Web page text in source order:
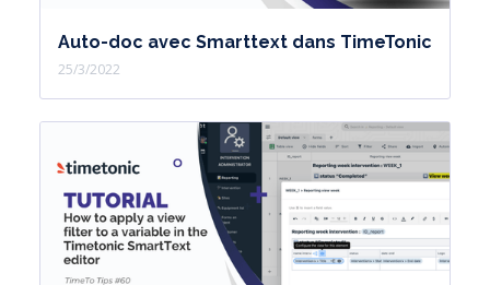
Auto-doc avec Smarttext dans TimeTonic
25/3/2022